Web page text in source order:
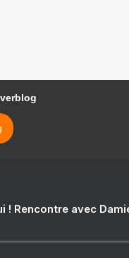
! Rencontre avec